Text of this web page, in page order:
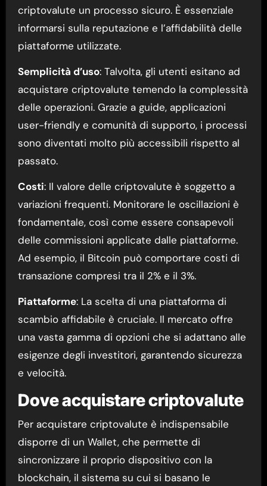
criptovalute un processo sicuro. È essenziale
informarsi sulla reputazione e l’affidabilità delle
piattaforme utilizzate.
Semplicità d’uso: Talvolta, gli utenti esitano ad
acquistare criptovalute temendo la complessità
delle operazioni. Grazie a guide, applicazioni
user-friendly e comunità di supporto, i processi
sono diventati molto più accessibili rispetto al
passato.
Costi: Il valore delle criptovalute è soggetto a
variazioni frequenti. Monitorare le oscillazioni è
fondamentale, così come essere consapevoli
delle commissioni applicate dalle piattaforme.
Ad esempio, il Bitcoin può comportare costi di
transazione compresi tra il 2% e il 3%.
Piattaforme: La scelta di una piattaforma di
scambio affidabile è cruciale. Il mercato offre
una vasta gamma di opzioni che si adattano alle
esigenze degli investitori, garantendo sicurezza
e velocità.
Dove acquistare criptovalute
Per acquistare criptovalute è indispensabile
disporre di un Wallet, che permette di
sincronizzare il proprio dispositivo con la
blockchain, il sistema su cui si basano le